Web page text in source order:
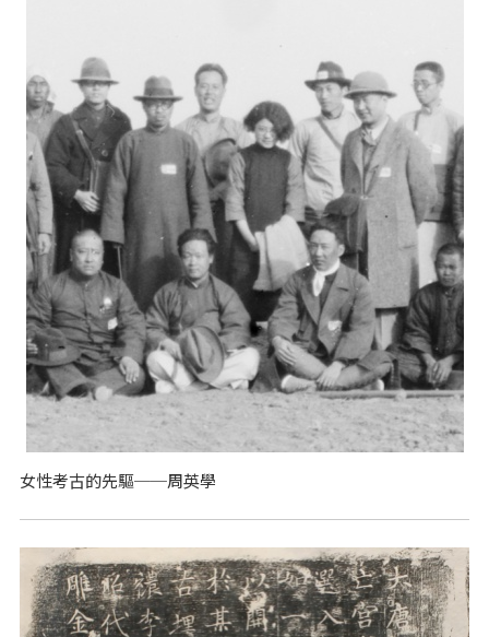
女性考古的先驅──周英學